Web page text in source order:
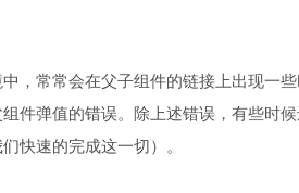
，常常会在父子组件的链接上出现一
件弹值的错误。除上述错误，有些时
快速的完成这一切）。